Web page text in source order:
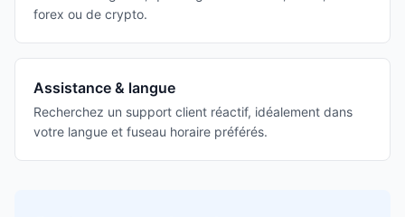
forex ou de crypto.
Assistance & langue
Recherchez un support client réactif, idéalement dans
votre langue et fuseau horaire préférés.